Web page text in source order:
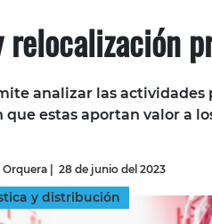
INGRESAR
relocalización
analizar las actividades
estas aportan valor a
Orquera| 28 de junio del 2023
y distribución